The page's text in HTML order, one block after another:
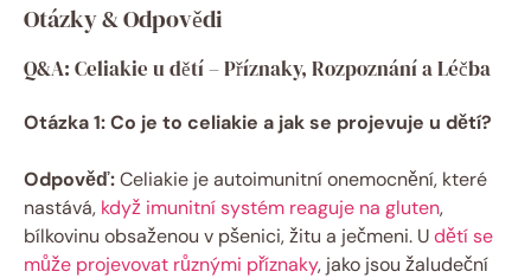
Otázky & Odpovědi
Q&A: Celiakie u dětí – Příznaky, Rozpoznání a Léčba
Otázka 1: Co je to celiakie a jak se projevuje u dětí?
Odpověď:Celiakie je autoimunitní onemocnění, které
nastává, když imunitní systém reaguje na gluten,
bílkovinu obsaženou v pšenici, žitu a ječmeni. Udětí se
může projevovat různými příznaky, jako jsou žaludeční